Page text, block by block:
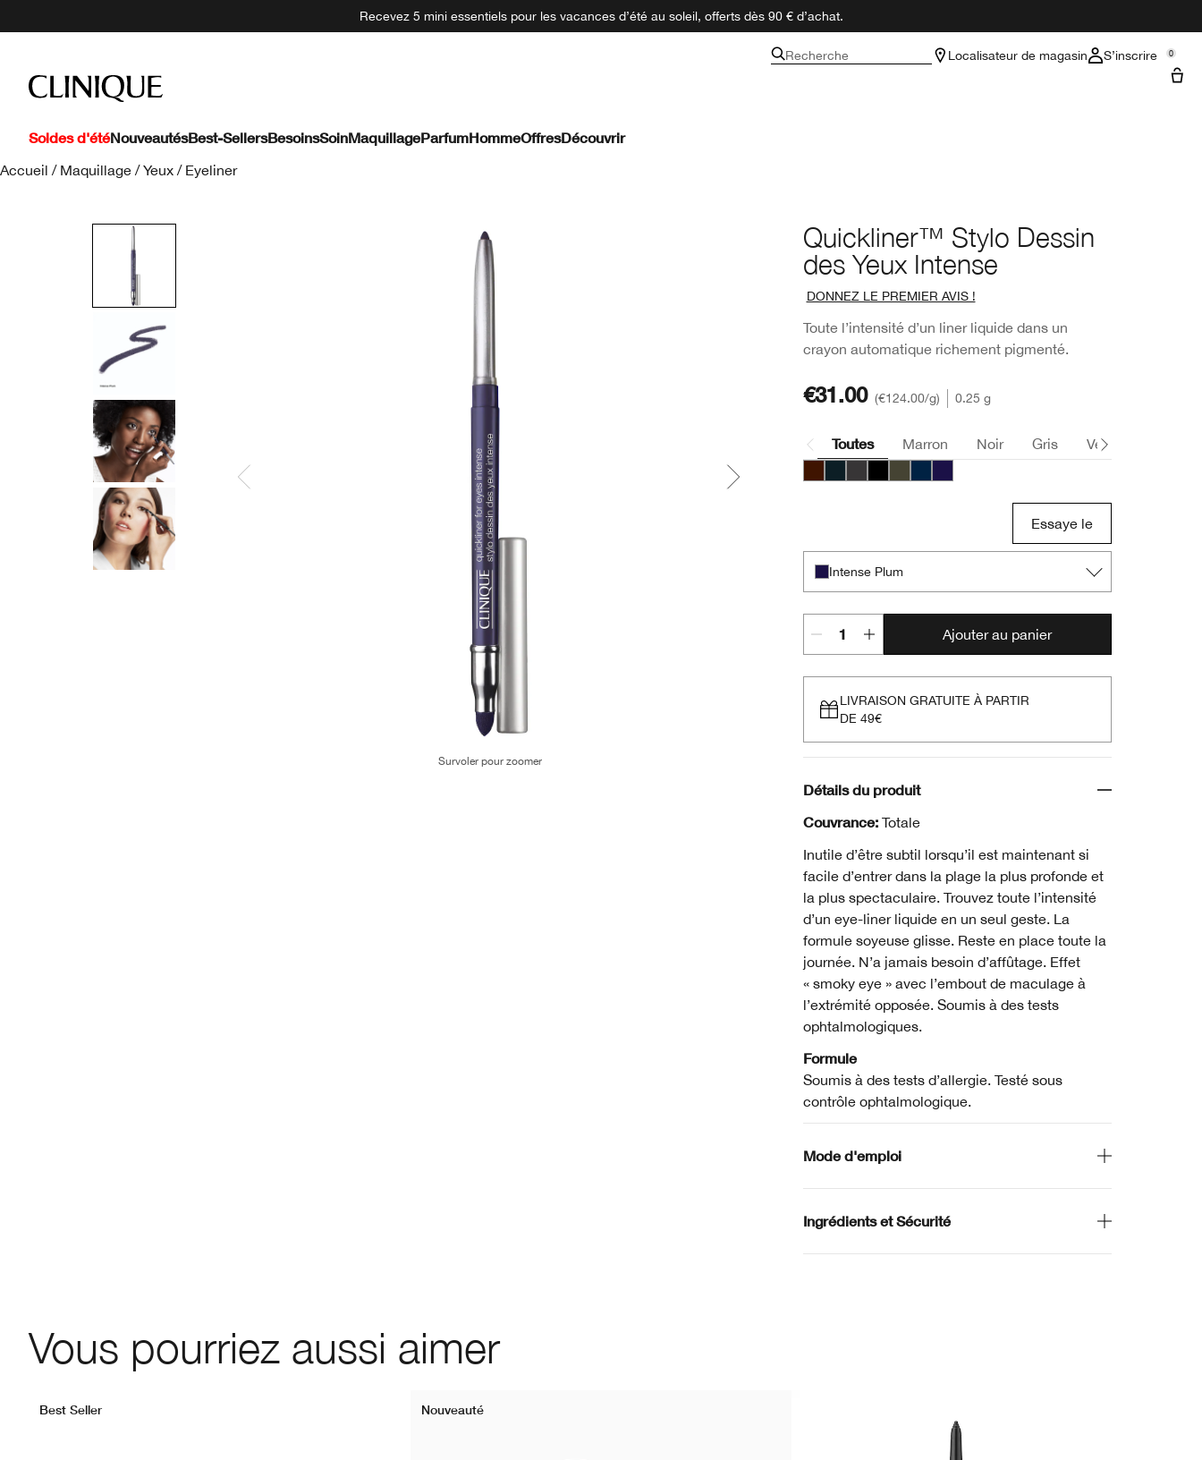
Recevez 5 mini essentiels pour les vacances d’été au soleil, offerts dès 90 € d’achat.
Recherche Localisateur de magasin S’inscrire 0
Soldes d'étéNouveautésBest-SellersBesoinsSoinMaquillageParfumHommeOffresDécouvrir
Accueil / Maquillage / Yeux / Eyeliner
Quickliner™ Stylo Dessin
des Yeux Intense
DONNEZ LE PREMIER AVIS !
Toute l’intensité d’un liner liquide dans un
crayon automatique richement pigmenté.
Survoler pour zoomer
€31.00 €124.00/g 0.25 g
Toutes Marron Noir Gris Vert
Essaye le
Intense Plum
Ajouter au panier
LIVRAISON GRATUITE À PARTIR
DE 49€
Détails du produit
Couvrance: Totale
Inutile d’être subtil lorsqu’il est maintenant si
facile d’entrer dans la plage la plus profonde et
la plus spectaculaire. Trouvez toute l’intensité
d’un eye-liner liquide en un seul geste. La
formule soyeuse glisse. Reste en place toute la
journée. N’a jamais besoin d’affûtage. Effet
« smoky eye » avec l’embout de maculage à
l’extrémité opposée. Soumis à des tests
ophtalmologiques.
Formule
Soumis à des tests d’allergie. Testé sous
contrôle ophtalmologique.
Mode d'emploi
Ingrédients et Sécurité
Vous pourriez aussi aimer
Best Seller Nouveauté